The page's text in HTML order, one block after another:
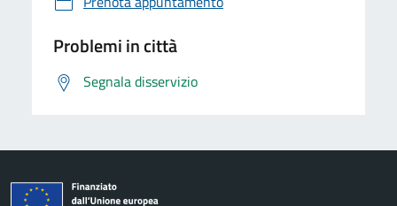
Problemi in città
Segnala disservizio